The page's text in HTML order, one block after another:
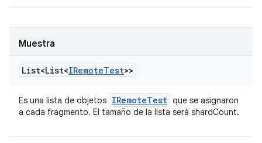
Muestra
List<List<IRemoteTest>>
Es una lista de objetos IRemoteTest que se asignaron
a cada fragmento. El tamaño de la lista será shardCount.